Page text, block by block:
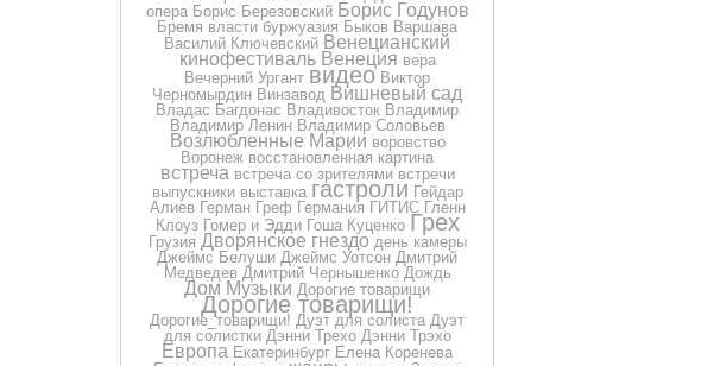
опера Борис Березовский Борис Годунов
Бремя власти буржуазия Быков Варшава
Василий Ключевский Венецианский
кинофестиваль Венеция вера
Вечерний Ургант видео Виктор
Черномырдин Винзавод Вишневый сад
Владас Багдонас Владивосток Владимир
Владимир Ленин Владимир Соловьев
Возлюбленные Марии воровство
Воронеж восстановленная картина
встреча встреча со зрителями встречи
выпускники выставка гастроли Гейдар
Алиев Герман Греф Германия ГИТИС Гленн
Клоуз Гомер и Эдди Гоша Куценко Грех
Грузия Дворянское гнездо день камеры
Джеймс Белуши Джеймс Уотсон Дмитрий
Медведев Дмитрий Чернышенко Дождь
Дом Музыки Дорогие товарищи
Дорогие товарищи!
Дорогие_товарищи! Дуэт для солиста Дуэт
для солистки Дэнни Трехо Дэнни Трэхо
Европа Екатеринбург Елена Коренева